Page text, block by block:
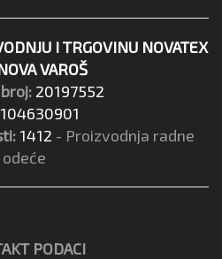
I TRGOVINU NOVATEX
VAROŠ
20197552
104630901
1412 - Proizvodnja radne
odeće
PODACI